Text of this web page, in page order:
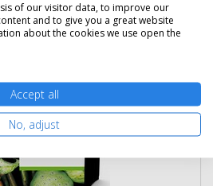
eredeti
of our visitor data, to improve our
and to give you a great website
about the cookies we use open the
Accept all
No, adjust